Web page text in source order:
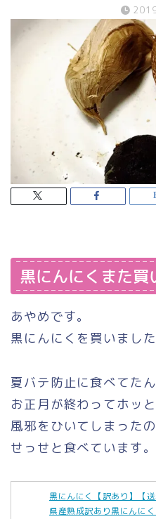
黒にんにくまた買
あやめです。
黒にんにくを買いました
夏バテ防止に食べてたん
お正月が終わってホッ
風邪をひいてしまったの
せっせと食べています。
黒にんにく【訳あり】【
県産熟成訳あり黒にんに